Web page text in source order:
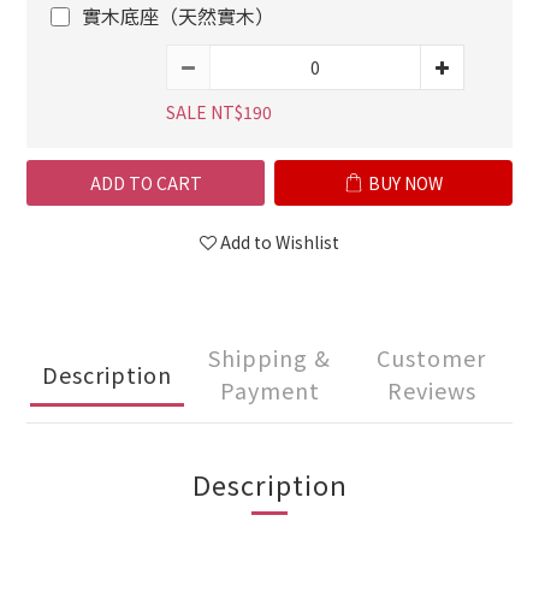
實木底座（天然實木）
SALE NT$190
ADD TO CART BUY NOW
Add to Wishlist
Description
Shipping &
Payment
Customer
Reviews
Description